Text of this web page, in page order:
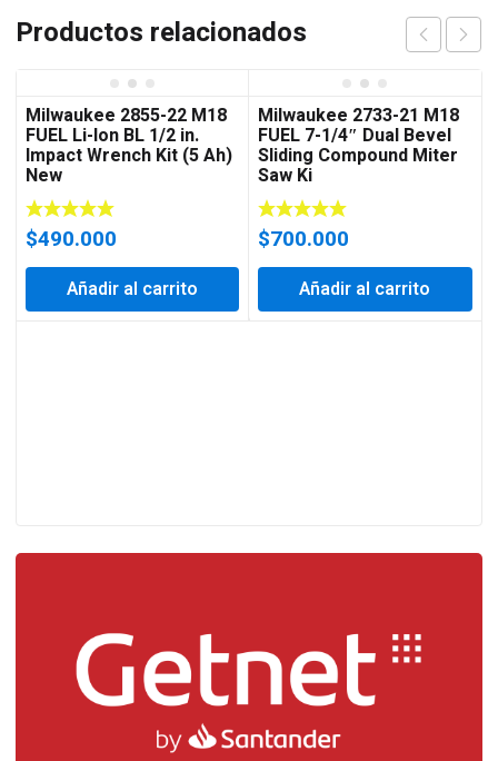
Productos relacionados
Milwaukee 2855-22 M18
FUEL Li-Ion BL 1/2 in.
Impact Wrench Kit (5 Ah)
New
$490.000
Añadir al carrito
Milwaukee 2733-21 M18
FUEL 7-1/4″ Dual Bevel
Sliding Compound Miter
Saw Ki
$700.000
Añadir al carrito